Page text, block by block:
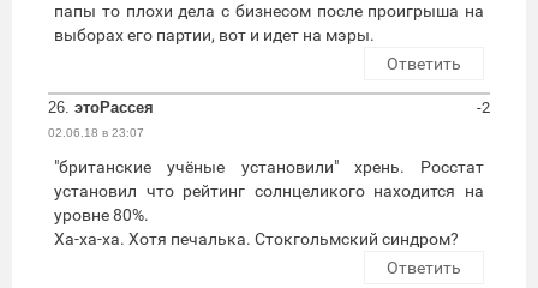
папы то плохи дела с бизнесом после проигрыша на
выборах его партии, вот и идет на мэры.
Ответить
26. этоРассея
02.06.18 в 23:07
-2
"британские учёные установили" хрень. Росстат
установил что рейтинг солнцеликого находится на
уровне 80%.
Ха-ха-ха. Хотя печалька. Стокгольмский синдром?
Ответить